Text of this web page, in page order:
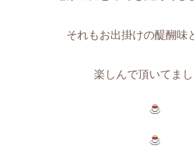
それもお出掛けの醍醐味
楽しんで頂いてまし